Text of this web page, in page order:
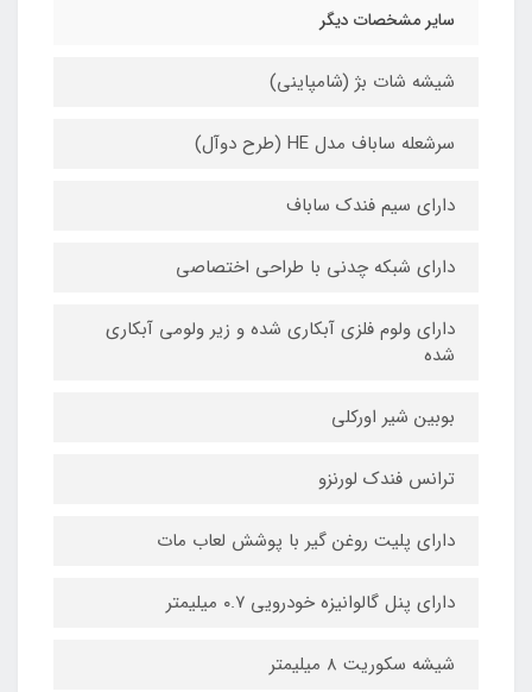
سایر مشخصات دیگر
شیشه شات بژ (شامپاینی)
سرشعله ساباف مدل HE (طرح دوآل)
دارای سیم فندک ساباف
دارای شبکه چدنی با طراحی اختصاصی
دارای ولوم فلزی آبکاری شده و زیر ولومی آبکاری
شده
بوبین شیر اورکلی
ترانس فندک لورنزو
دارای پلیت روغن گیر با پوشش لعاب مات
دارای پنل گالوانیزه خودرویی ۰.۷ میلیمتر
شیشه سکوریت ۸ میلیمتر